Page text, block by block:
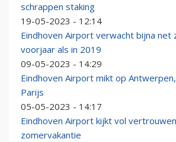
schrappen staking
19-05-2023 - 12:14
Eindhoven Airport verwacht bijna net
voorjaar als in 2019
09-05-2023 - 14:29
Eindhoven Airport mikt op
Parijs
05-05-2023 - 14:17
Eindhoven Airport kijkt vol
zomervakantie